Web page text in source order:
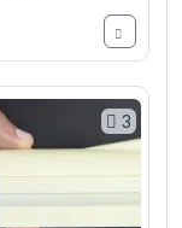
3